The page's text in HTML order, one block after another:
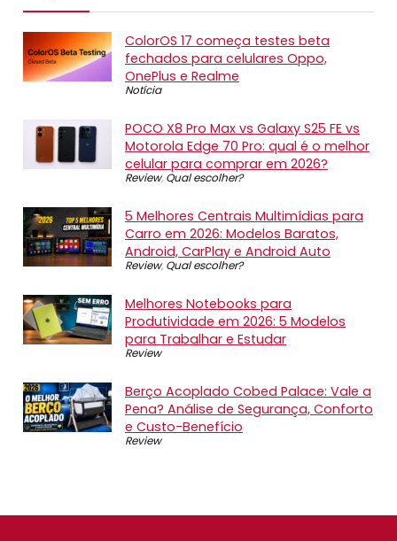
ColorOS 17 começa testes beta
fechados para celulares Oppo,
OnePlus e Realme
Notícia
POCO X8 Pro Max vs Galaxy S25 FE vs
Motorola Edge 70 Pro: qual é o melhor
celular para comprar em 2026?
Review, Qual escolher?
5 Melhores Centrais Multimídias para
Carro em 2026: Modelos Baratos,
Android, CarPlay e Android Auto
Review, Qual escolher?
Melhores Notebooks para
Produtividade em 2026: 5 Modelos
para Trabalhar e Estudar
Review
Berço Acoplado Cobed Palace: Vale a
Pena? Análise de Segurança, Conforto
e Custo-Benefício
Review